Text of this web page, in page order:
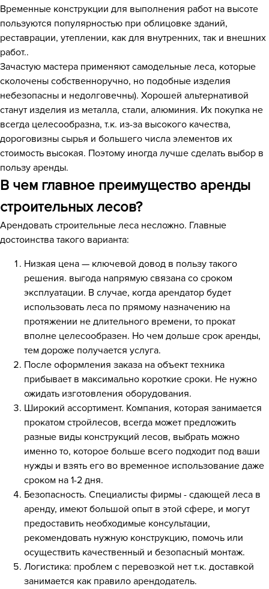
Временные конструкции для выполнения работ на высоте
пользуются популярностью при облицовке зданий,
реставрации, утеплении, как для внутренних, так и внешних
работ..
Зачастую мастера применяют самодельные леса, которые
сколочены собственноручно, но подобные изделия
небезопасны и недолговечны). Хорошей альтернативой
станут изделия из металла, стали, алюминия. Их покупка не
всегда целесообразна, т.к. из-за высокого качества,
дороговизны сырья и большего числа элементов их
стоимость высокая. Поэтому иногда лучше сделать выбор в
пользу аренды.
В чем главное преимущество аренды
строительных лесов?
Арендовать строительные леса несложно. Главные
достоинства такого варианта:
Низкая цена — ключевой довод в пользу такого
решения. выгода напрямую связана со сроком
эксплуатации. В случае, когда арендатор будет
использовать леса по прямому назначению на
протяжении не длительного времени, то прокат
вполне целесообразен. Но чем дольше срок аренды,
тем дороже получается услуга.
После оформления заказа на объект техника
прибывает в максимально короткие сроки. Не нужно
ожидать изготовления оборудования.
Широкий ассортимент. Компания, которая занимается
прокатом стройлесов, всегда может предложить
разные виды конструкций лесов, выбрать можно
именно то, которое больше всего подходит под ваши
нужды и взять его во временное использование даже
сроком на 1-2 дня.
Безопасность. Специалисты фирмы - сдающей леса в
аренду, имеют большой опыт в этой сфере, и могут
предоставить необходимые консультации,
рекомендовать нужную конструкцию, помочь или
осуществить качественный и безопасный монтаж.
Логистика: проблем с перевозкой нет т.к. доставкой
занимается как правило арендодатель.